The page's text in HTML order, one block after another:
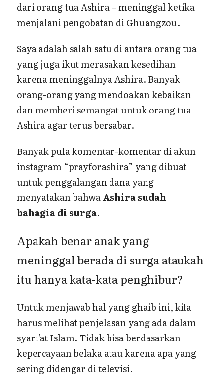
dari orang tua Ashira – meninggal ketika
menjalani pengobatan di Ghuangzou.
Saya adalah salah satu di antara orang tua
yang juga ikut merasakan kesedihan
karena meninggalnya Ashira. Banyak
orang-orang yang mendoakan kebaikan
dan memberi semangat untuk orang tua
Ashira agar terus bersabar.
Banyak pula komentar-komentar di akun
instagram “prayforashira” yang dibuat
untuk penggalangan dana yang
menyatakan bahwaAshira sudah
bahagia di surga.
Apakah benar anak yang
meninggal berada di surga ataukah
itu hanya kata-kata penghibur?
Untuk menjawab hal yang ghaib ini, kita
harus melihat penjelasan yang ada dalam
syari’at Islam. Tidak bisa berdasarkan
kepercayaan belaka atau karena apa yang
sering didengar di televisi.